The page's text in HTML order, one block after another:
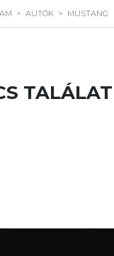
> AUTÓK > MUSTANG
TALÁLAT